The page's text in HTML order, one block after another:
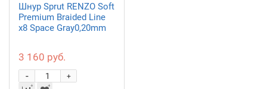
Шнур Sprut RENZO Soft
Premium Braided Line
x8 Space Gray0,20mm
3 160 руб.
+
-